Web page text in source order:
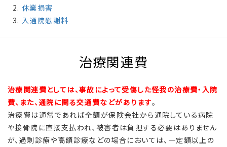
休業損害
入通院慰謝料
治療関連費
治療関連費としては、事故によって受傷した怪我の治療費・入院
費、また、通院に関る交通費などがあります。
治療費は通常であれば全額が保険会社から通院している病院
や接骨院に直接支払われ、被害者は負担する必要はありません
が、過剰診療や高額診療などの場合においては、一定額以上の